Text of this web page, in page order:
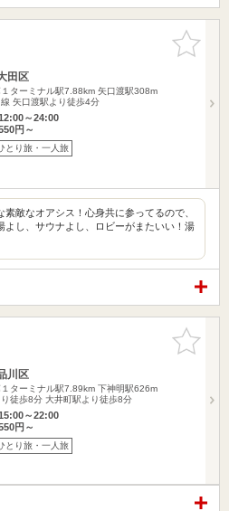
お気に入
りに追加
田区
ターミナル駅7.88km 矢口渡駅308m
矢口渡駅より徒歩4分
～24:00
円～
とり旅・一人旅
素敵なオアシス！心身共に参ってるので、
よし、サウナよし、ロビーがまたいい！湯
お気に入
りに追加
川区
ターミナル駅7.89km 下神明駅626m
徒歩8分 大井町駅より徒歩8分
～22:00
円～
とり旅・一人旅